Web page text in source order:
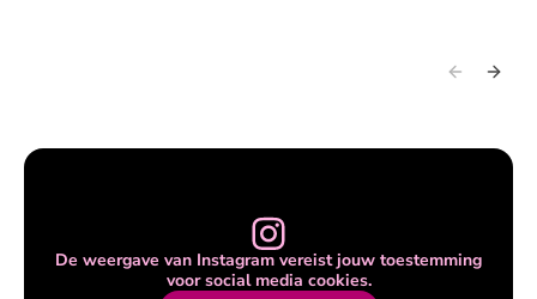
De weergave van Instagram vereist jouw toestemming
voor social media cookies.